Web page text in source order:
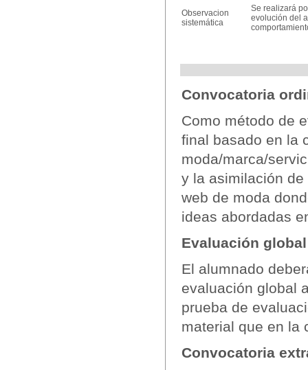
Observacion
sistemática
Se realizará
evolución del
Convocatoria
Como método de
final basado en la
moda/marca/
y la asimilación
web de moda
ideas abordadas
Evaluación global
El alumnado
evaluación global
prueba de
material que en la
Convocatoria